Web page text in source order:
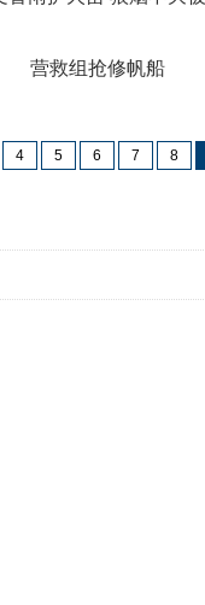
营救组抢修帆船
4 5 6 7 8